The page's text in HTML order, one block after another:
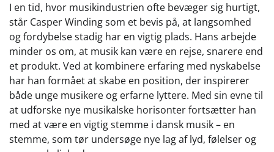
I en tid, hvor musikindustrien ofte bevæger sig hurtigt,
står Casper Winding som et bevis på, at langsomhed
og fordybelse stadig har en vigtig plads. Hans arbejde
minder os om, at musik kan være en rejse, snarere end
et produkt. Ved at kombinere erfaring med nyskabelse
har han formået at skabe en position, der inspirerer
både unge musikere og erfarne lyttere. Med sin evne til
at udforske nye musikalske horisonter fortsætter han
med at være en vigtig stemme i dansk musik – en
stemme, som tør undersøge nye lag af lyd, følelser og